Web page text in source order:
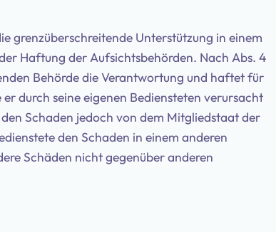
grenzüberschreitende Unterstützung in einem
Haftung der Aufsichtsbehörden. Nach Abs. 4
Behörde die Verantwortung und haftet für
durch seine eigenen Bediensteten verursacht
Schaden jedoch von dem Mitgliedstaat der
den Schaden in einem anderen
Schäden nicht gegenüber anderen